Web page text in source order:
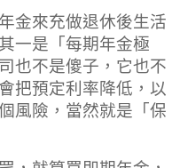
金來充做退休後生活
一是「每期年金極
也不是傻子，它也不
把預定利率降低，以
風險，當然就是「保